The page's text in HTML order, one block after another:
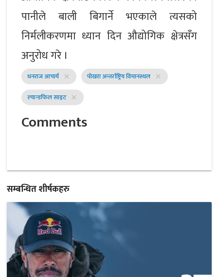
पानीले बाली बिगार्ने भएकाले त्यसको
निर्मलीकरणमा ध्यान दिन औद्योगिक क्षेत्रसँग
अनुरोध गरे ।
धनराज आचार्य close पोखरा अन्तर्राष्ट्रिय विमानस्थल close
ल्यान्डफिल साइट close
Comments
सम्बन्धित शीर्षकहरु